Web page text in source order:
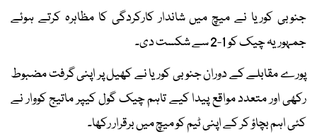
جنوبی کوریا نے میچ میں شاندار کارکردگی کا مظاہرہ کرتے ہوئے
جمہوریہ چیک کو 1-2 سے شکست دی۔
پورے مقابلے کے دوران جنوبی کوریا نے کھیل پر اپنی گرفت مضبوط
رکھی اور متعدد مواقع پیدا کیے تاہم چیک گول کیپر ماتیج کووار نے
کئی اہم بچاؤ کر کے اپنی ٹیم کو میچ میں برقرار رکھا۔